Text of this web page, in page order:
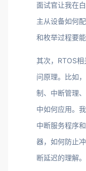
面试官让我在
主从设备如何
和枚举过程要能
其次，RTOS
问原理。比如
制、中断管理
中如何应用。
中断服务程序
器，如何防止
断延迟的理解。